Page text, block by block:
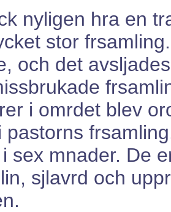
nyligen hra en
stor
och det
i omrdet blev
pastorns
sex mnader. De
sjlavrd och